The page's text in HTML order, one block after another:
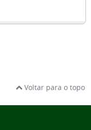
Voltar para o topo